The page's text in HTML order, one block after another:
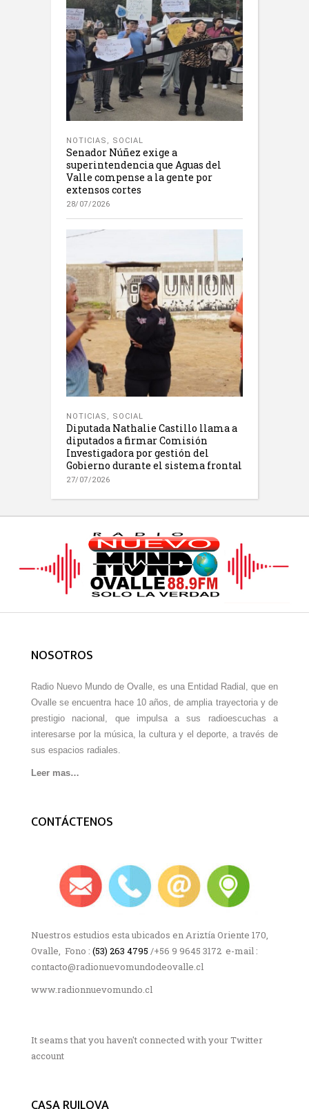
NOTICIAS , SOCIAL
Senador Núñez exige a
superintendencia que Aguas del
Valle compense a la gente por
extensos cortes
28/07/2026
NOTICIAS , SOCIAL
Diputada Nathalie Castillo llama a
diputados a firmar Comisión
Investigadora por gestión del
Gobierno durante el sistema frontal
27/07/2026
NOSOTROS
Radio Nuevo Mundo de Ovalle, es una Entidad Radial, que en
Ovalle se encuentra hace 10 años, de amplia trayectoria y de
prestigio nacional, que impulsa a sus radioescuchas a
interesarse por la música, la cultura y el deporte, a través de
sus espacios radiales.
Leer mas…
CONTÁCTENOS
Nuestros estudios esta ubicados en Ariztía Oriente 170,
Ovalle, Fono : (53) 263 4795 /+56 9 9645 3172 e-mail :
contacto@radionuevomundodeovalle.cl
www.radionnuevomundo.cl
It seams that you haven't connected with your Twitter
account